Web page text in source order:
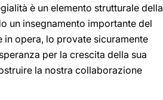
è un elemento strutturale della
un insegnamento importante del
in opera, lo provate sicuramente
per la crescita della sua
la nostra collaborazione